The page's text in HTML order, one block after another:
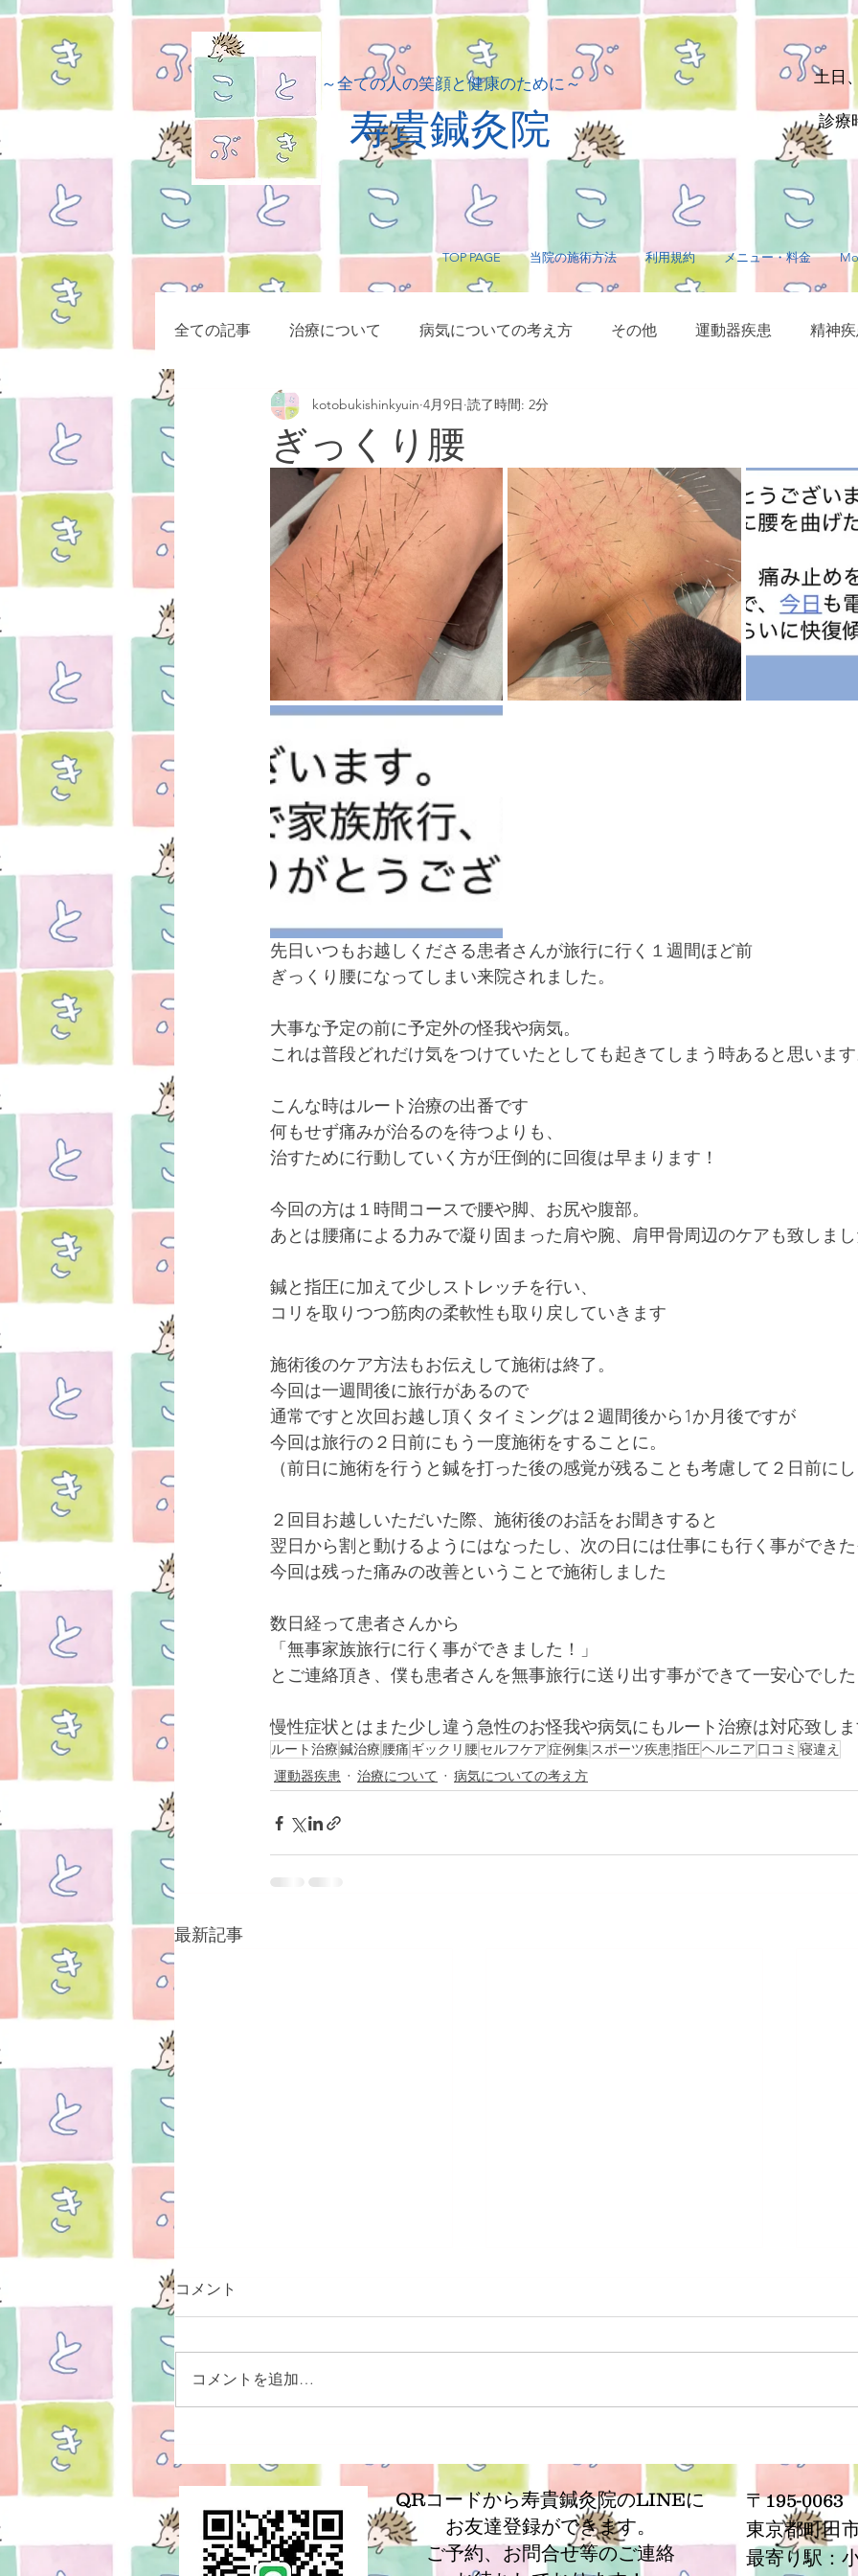
​～全ての人の笑顔と健康のために～
​寿貴鍼灸院
土日
診療
TOP PAGE 当院の施術方法 利用規約 メニュー・料金
全ての記事 治療について 病気についての考え方 その他 運動器疾患 精神
小児疾患 症例集 マッサージ・指圧
お知らせ 湯河原出張治療 口コミ 美容鍼
ぎっくり腰
kotobukishinkyuin 4月9日 読了時間: 2分
先日いつもお越しくださる患者さんが旅行に行く１週間ほど前
ぎっくり腰になってしまい来院されました。
大事な予定の前に予定外の怪我や病気。
これは普段どれだけ気をつけていたとしても起きてしまう時あると思いま
こんな時はルート治療の出番です
何もせず痛みが治るのを待つよりも、
治すために行動していく方が圧倒的に回復は早まります！
今回の方は１時間コースで腰や脚、お尻や腹部。
あとは腰痛による力みで凝り固まった肩や腕、肩甲骨周辺のケアも致しま
鍼と指圧に加えて少しストレッチを行い、
コリを取りつつ筋肉の柔軟性も取り戻していきます
施術後のケア方法もお伝えして施術は終了。
今回は一週間後に旅行があるので
通常ですと次回お越し頂くタイミングは２週間後から1か月後ですが
今回は旅行の２日前にもう一度施術をすることに。
（前日に施術を行うと鍼を打った後の感覚が残ることも考慮して２日前に
２回目お越しいただいた際、施術後のお話をお聞きすると
翌日から割と動けるようにはなったし、次の日には仕事にも行く事ができ
今回は残った痛みの改善ということで施術しました
数日経って患者さんから
「無事家族旅行に行く事ができました！」
とご連絡頂き、僕も患者さんを無事旅行に送り出す事ができて一安心でし
慢性症状とはまた少し違う急性のお怪我や病気にもルート治療は対応致し
ルート治療鍼治療 腰痛 ギックリ腰セルフケア症例集スポーツ疾患指圧ヘルニア 口コミ 寝違え
運動器疾患
治療について 病気についての考え方
最新記事
幸せを手に入れる為に。
コメント
コメントを追加…
QRコードから寿貴鍼灸院のLINEに
お友達登録ができます。
ご予約、お問合せ等のご連絡
〒195-0063
東京都町田
最寄り駅：